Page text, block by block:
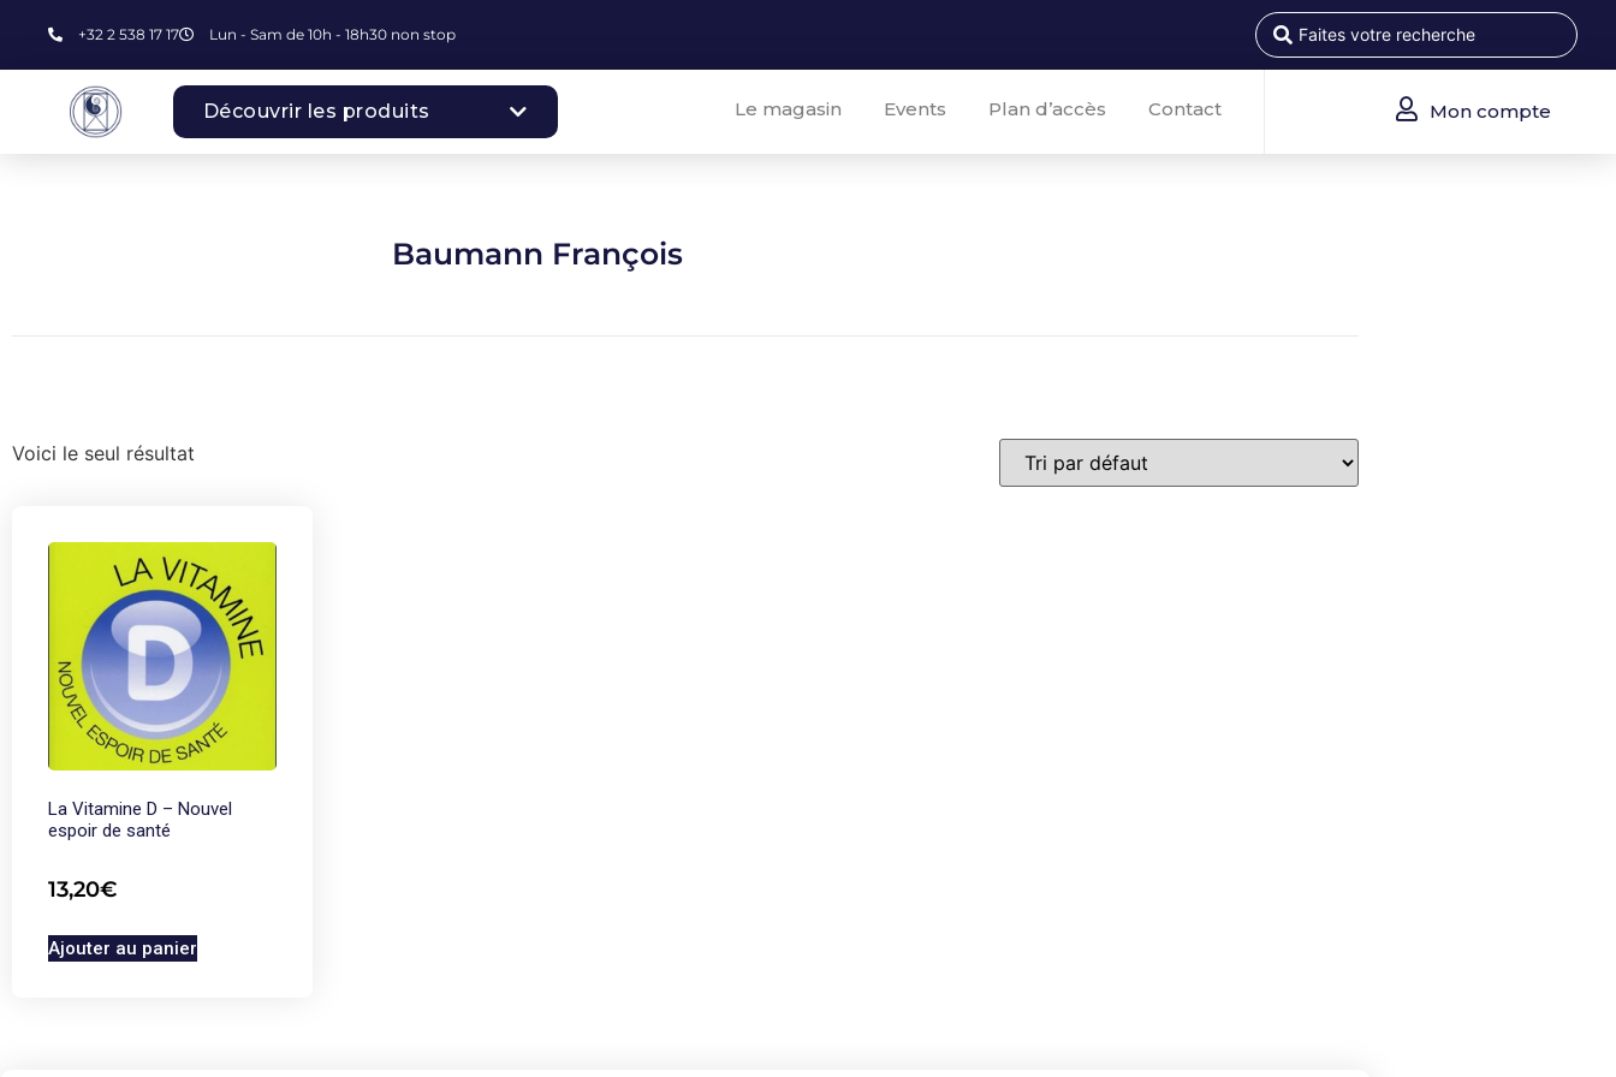
+32 2 538 17 17 Lun - Sam de 10h - 18h30 non stop
Découvrir les produits Le magasin Events Plan d’accès Contact Mon compte
Baumann François
Voici le seul résultat
La Vitamine D – Nouvel
espoir de santé
13,20€
Ajouter au panier